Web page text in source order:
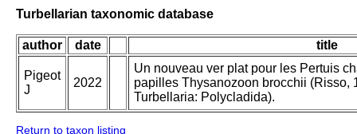
Turbellarian taxonomic database
author date title
Pigeot
J
2022
Un nouveau ver plat pour les Pertuis
papilles Thysanozoon brocchii (Risso,
Turbellaria: Polycladida).
Return to taxon listing